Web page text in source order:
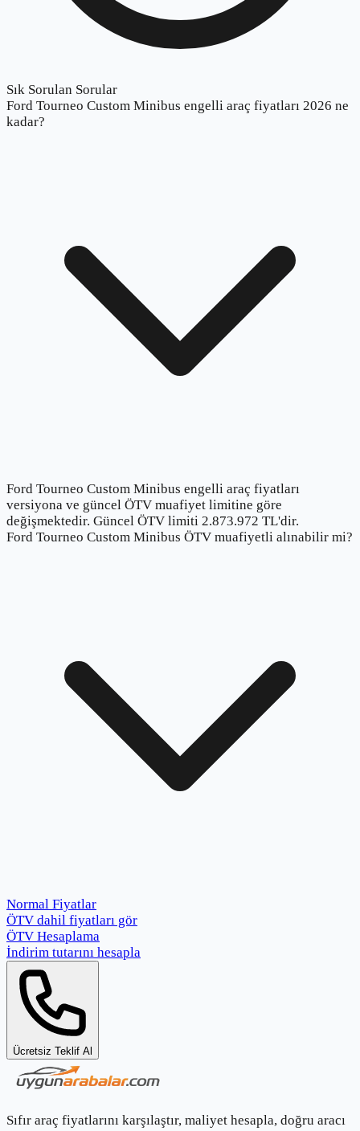
Sık Sorulan Sorular
Ford Tourneo Custom Minibus engelli araç fiyatları 2026 ne
kadar?
Ford Tourneo Custom Minibus engelli araç fiyatları
versiyona ve güncel ÖTV muafiyet limitine göre
değişmektedir. Güncel ÖTV limiti 2.873.972 TL'dir.
Ford Tourneo Custom Minibus ÖTV muafiyetli alınabilir mi?
Normal Fiyatlar
ÖTV dahil fiyatları gör
ÖTV Hesaplama
İndirim tutarını hesapla
Ücretsiz Teklif Al
Sıfır araç fiyatlarını karşılaştır, maliyet hesapla, doğru aracı